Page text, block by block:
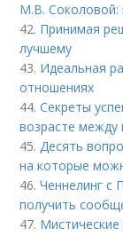
М.В. Соколовой:
42. Принимая
лучшему
43. Идеальная
отношениях
44.Секреты
возрасте между
45.Десять
на которые
46.Ченнелинг с
получить
47.